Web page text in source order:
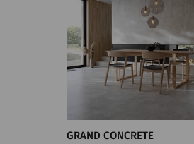
GRAND CONCRETE